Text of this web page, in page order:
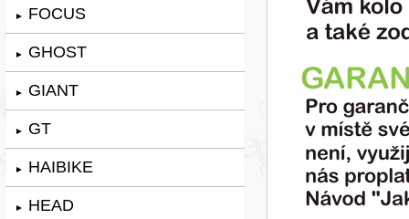
► FOCUS
► GHOST
► GIANT
► GT
► HAIBIKE
► HEAD